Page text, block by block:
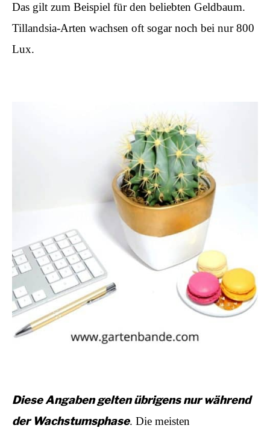
Das gilt zum Beispiel für den beliebten Geldbaum.
Tillandsia-Arten wachsen oft sogar noch bei nur 800
Lux.
Diese Angaben gelten übrigens nur während
der Wachstumsphase. Die meisten